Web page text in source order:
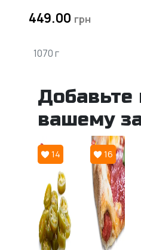
449.00
1070 г
Добавьте
вашему
14 16